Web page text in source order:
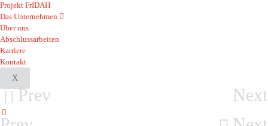
Projekt FrIDAH
Das Unternehmen
Über uns
Abschlussarbeiten
Karriere
Kontakt
X
Prev
Next